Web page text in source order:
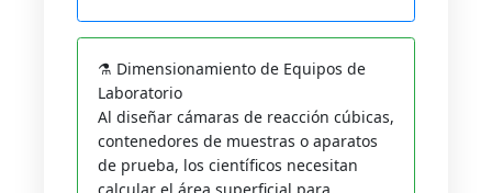
⚗️ Dimensionamiento de Equipos de
Laboratorio
Al diseñar cámaras de reacción cúbicas,
contenedores de muestras o aparatos
de prueba, los científicos necesitan